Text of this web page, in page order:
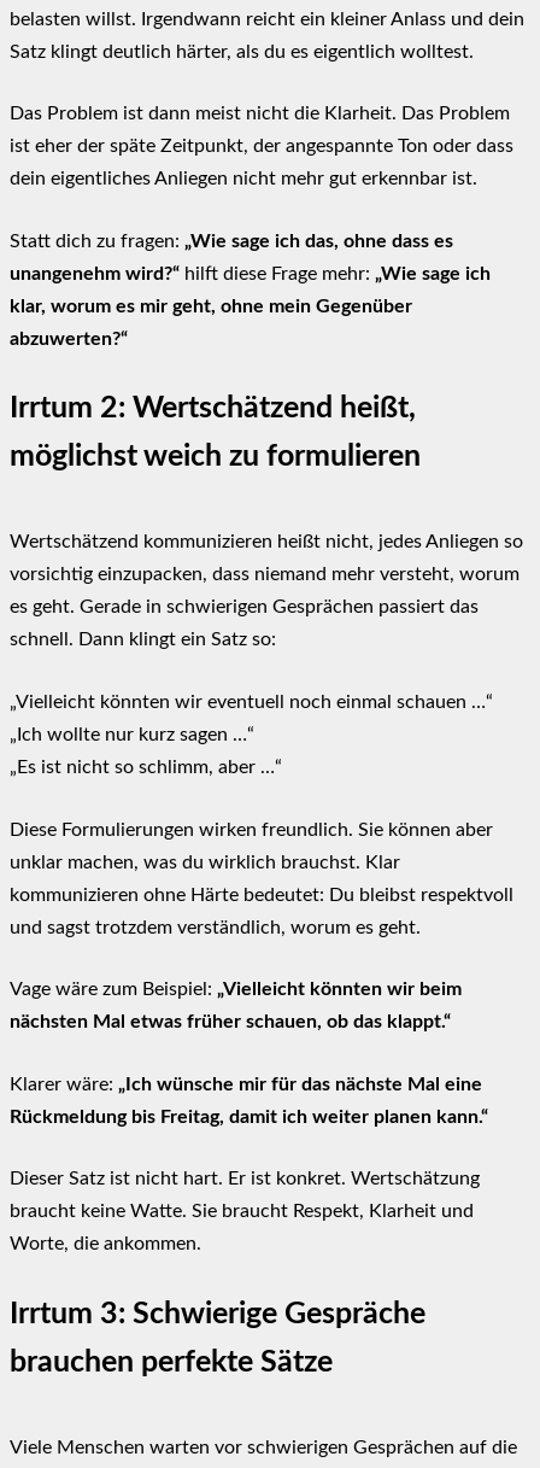
belasten willst. Irgendwann reicht ein kleiner Anlass und dein
Satz klingt deutlich härter, als du es eigentlich wolltest.
Das Problem ist dann meist nicht die Klarheit. Das Problem
ist eher der späte Zeitpunkt, der angespannte Ton oder dass
dein eigentliches Anliegen nicht mehr gut erkennbar ist.
Statt dich zu fragen: „Wie sage ich das, ohne dass es
unangenehm wird?“ hilft diese Frage mehr: „Wie sage ich
klar, worum es mir geht, ohne mein Gegenüber
abzuwerten?“
Irrtum 2: Wertschätzend heißt,
möglichst weich zu formulieren
Wertschätzend kommunizieren heißt nicht, jedes Anliegen so
vorsichtig einzupacken, dass niemand mehr versteht, worum
es geht. Gerade in schwierigen Gesprächen passiert das
schnell. Dann klingt ein Satz so:
„Vielleicht könnten wir eventuell noch einmal schauen …“
„Ich wollte nur kurz sagen …“
„Es ist nicht so schlimm, aber …“
Diese Formulierungen wirken freundlich. Sie können aber
unklar machen, was du wirklich brauchst. Klar
kommunizieren ohne Härte bedeutet: Du bleibst respektvoll
und sagst trotzdem verständlich, worum es geht.
Vage wäre zum Beispiel: „Vielleicht könnten wir beim
nächsten Mal etwas früher schauen, ob das klappt.“
Klarer wäre: „Ich wünsche mir für das nächste Mal eine
Rückmeldung bis Freitag, damit ich weiter planen kann.“
Dieser Satz ist nicht hart. Er ist konkret. Wertschätzung
braucht keine Watte. Sie braucht Respekt, Klarheit und
Worte, die ankommen.
Irrtum 3: Schwierige Gespräche
brauchen perfekte Sätze
Viele Menschen warten vor schwierigen Gesprächen auf die